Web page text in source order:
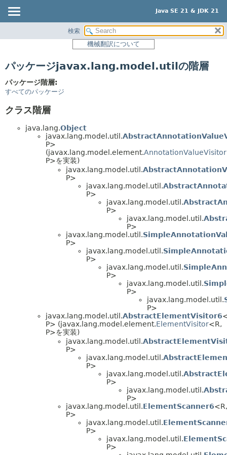
Java SE 21 & JDK 21
パッケージ
クラス
使用
階層ツリー
プレビュー
検索
機械翻訳について
パッケージjavax.lang.model.utilの階層
パッケージ階層:
すべてのパッケージ
クラス階層
java.lang.Object
javax.lang.model.util.
P>
(javax.lang.model.element.AnnotationValueVisitor
P>を実装)
javax.lang.model.util.
P>
javax.lang.model.util.
P>
javax.lang.model.util.
P>
javax.lang.model.util.
P>
javax.lang.model.util.
P>
javax.lang.model.util.
P>
javax.lang.model.util.
P>
javax.lang.model.util.
P>
javax.lang.model.util.
P>
javax.lang.model.util.AbstractElementVisitor6
P> (javax.lang.model.element.ElementVisitor<R,
P>を実装)
javax.lang.model.util.
P>
javax.lang.model.util.
P>
javax.lang.model.util.
P>
javax.lang.model.util.
P>
javax.lang.model.util.ElementScanner6<R,
P>
javax.lang.model.util.
P>
javax.lang.model.util.
P>